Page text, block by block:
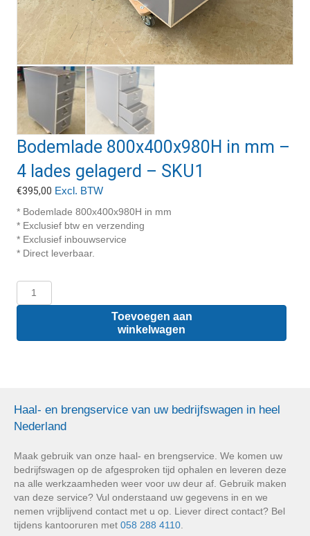
Bodemlade 800x400x980H in mm –
4 lades gelagerd – SKU1
€395,00 Excl. BTW
* Bodemlade 800x400x980H in mm
* Exclusief btw en verzending
* Exclusief inbouwservice
* Direct leverbaar.
Bodemlade
800x400x980H
-
SKU1
aantal
Toevoegen aan
winkelwagen
Haal- en brengservice van uw bedrijfswagen in heel
Nederland
Maak gebruik van onze haal- en brengservice. We komen uw
bedrijfswagen op de afgesproken tijd ophalen en leveren deze
na alle werkzaamheden weer voor uw deur af. Gebruik maken
van deze service? Vul onderstaand uw gegevens in en we
nemen vrijblijvend contact met u op. Liever direct contact? Bel
tijdens kantooruren met 058 288 4110